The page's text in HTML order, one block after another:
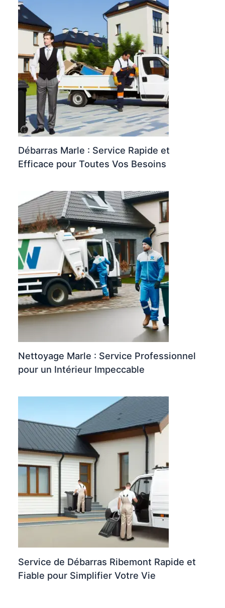
Débarras Marle : Service Rapide et
Efficace pour Toutes Vos Besoins
Nettoyage Marle : Service Professionnel
pour un Intérieur Impeccable
Service de Débarras Ribemont Rapide et
Fiable pour Simplifier Votre Vie